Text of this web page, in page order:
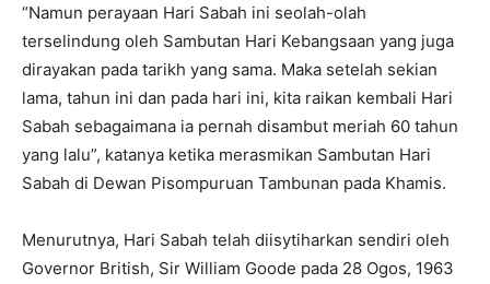
“Namun perayaan Hari Sabah ini seolah-olah
terselindung oleh Sambutan Hari Kebangsaan yang juga
dirayakan pada tarikh yang sama. Maka setelah sekian
lama, tahun ini dan pada hari ini, kita raikan kembali Hari
Sabah sebagaimana ia pernah disambut meriah 60 tahun
yang lalu”, katanya ketika merasmikan Sambutan Hari
Sabah di Dewan Pisompuruan Tambunan pada Khamis.
Menurutnya, Hari Sabah telah diisytiharkan sendiri oleh
Governor British, Sir William Goode pada 28 Ogos, 1963